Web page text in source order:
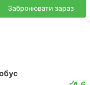
Забронювати зараз